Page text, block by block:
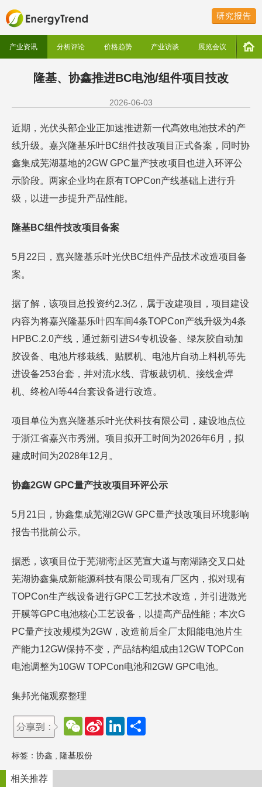
研究报告
产业资讯 分析评论 价格趋势 产业访谈 展览会议
隆基、协鑫推进BC电池/组件项目技改
2026-06-03
近期，光伏头部企业正加速推进新一代高效电池技术的产
线升级。嘉兴隆基乐叶BC组件技改项目正式备案，同时协
鑫集成芜湖基地的2GW GPC量产技改项目也进入环评公
示阶段。两家企业均在原有TOPCon产线基础上进行升
级，以进一步提升产品性能。
隆基BC组件技改项目备案
5月22日，嘉兴隆基乐叶光伏BC组件产品技术改造项目备
案。
据了解，该项目总投资约2.3亿，属于改建项目，项目建设
内容为将嘉兴隆基乐叶四车间4条TOPCon产线升级为4条
HPBC.2.0产线，通过新引进S4专机设备、绿灰胶自动加
胶设备、电池片移栽线、贴膜机、电池片自动上料机等先
进设备253台套，并对流水线、背板裁切机、接线盒焊
机、终检AI等44台套设备进行改造。
项目单位为嘉兴隆基乐叶光伏科技有限公司，建设地点位
于浙江省嘉兴市秀洲。项目拟开工时间为2026年6月，拟
建成时间为2028年12月。
协鑫2GW GPC量产技改项目环评公示
5月21日，协鑫集成芜湖2GW GPC量产技改项目环境影响
报告书批前公示。
据悉，该项目位于芜湖湾沚区芜宣大道与南湖路交叉口处
芜湖协鑫集成新能源科技有限公司现有厂区内，拟对现有
TOPCon生产线设备进行GPC工艺技术改造，并引进激光
开膜等GPC电池核心工艺设备，以提高产品性能；本次G
PC量产技改规模为2GW，改造前后全厂太阳能电池片生
产能力12GW保持不变，产品结构组成由12GW TOPCon
电池调整为10GW TOPCon电池和2GW GPC电池。
集邦光储观察整理
W
e
a
t
S
e
L
d
标签： 协鑫 隆基股份
相关推荐